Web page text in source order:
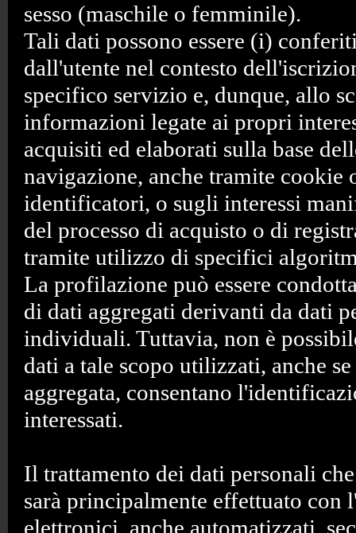
sesso (maschile o femminile).
Tali dati possono essere (i)
dall'utente nel contesto
specifico servizio e, dunque, allo
informazioni legate ai propri
acquisiti ed elaborati sulla base
navigazione, anche tramite cookie
identificatori, o sugli interessi
del processo di acquisto o di
tramite utilizzo di specifici
La profilazione può essere
di dati aggregati derivanti da dati
individuali. Tuttavia, non è
dati a tale scopo utilizzati, anche
aggregata, consentano
interessati.
Il trattamento dei dati personali
sarà principalmente effettuato con
elettronici, anche automatizzati,